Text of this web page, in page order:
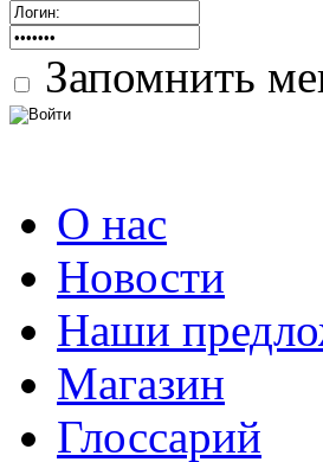
Запомнить
О нас
Новости
Наши
Магазин
Глоссарий